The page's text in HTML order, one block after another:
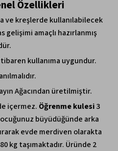
Özellikleri
ve kreşlerde kullanılabilecek
amaçlı hazırlanmış
kullanıma uygundur.
Ağacından üretilmiştir.
içermez. Öğrenme kulesi3
büyüdüğünde arka
evde merdiven olarakta
kg taşımaktadır. Üründe 2